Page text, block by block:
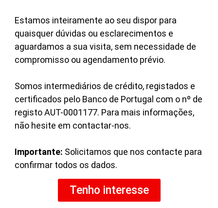
Estamos inteiramente ao seu dispor para
quaisquer dúvidas ou esclarecimentos e
aguardamos a sua visita, sem necessidade de
compromisso ou agendamento prévio.
Somos intermediários de crédito, registados e
certificados pelo Banco de Portugal com o nº de
registo AUT-0001177. Para mais informações,
não hesite em contactar-nos.
Importante: Solicitamos que nos contacte para
confirmar todos os dados.
Tenho interesse